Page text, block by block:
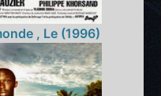
, Le (1996)